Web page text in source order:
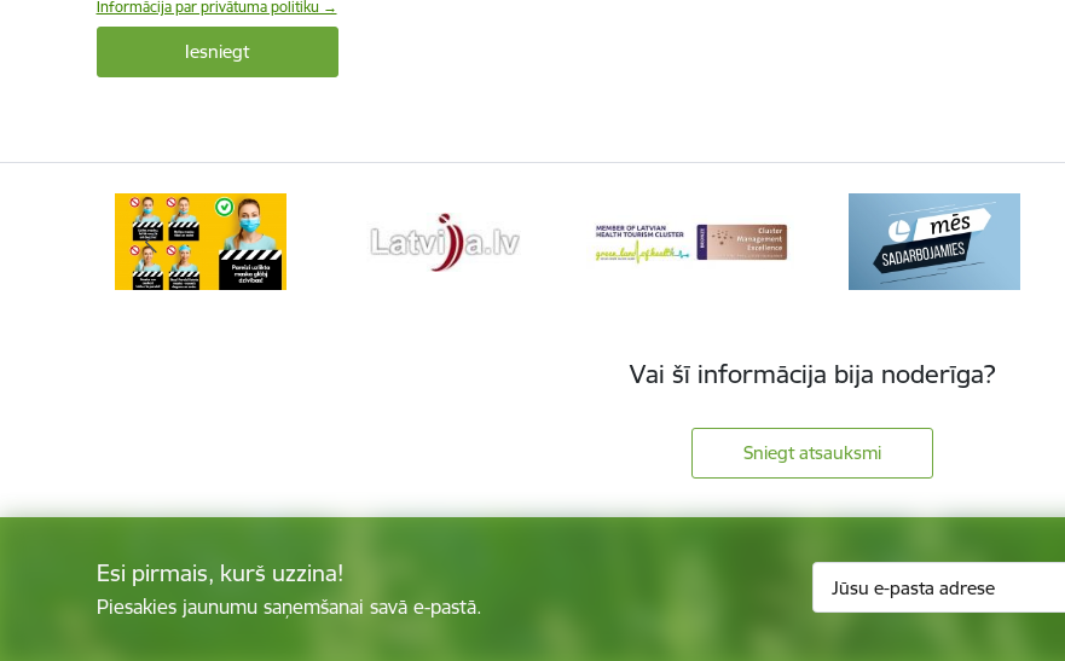
Informācija par privātuma politiku →
Vai šī informācija bija noderīga?
Sniegt atsauksmi
Esi pirmais, kurš uzzina!
Piesakies jaunumu saņemšanai savā e-pastā.